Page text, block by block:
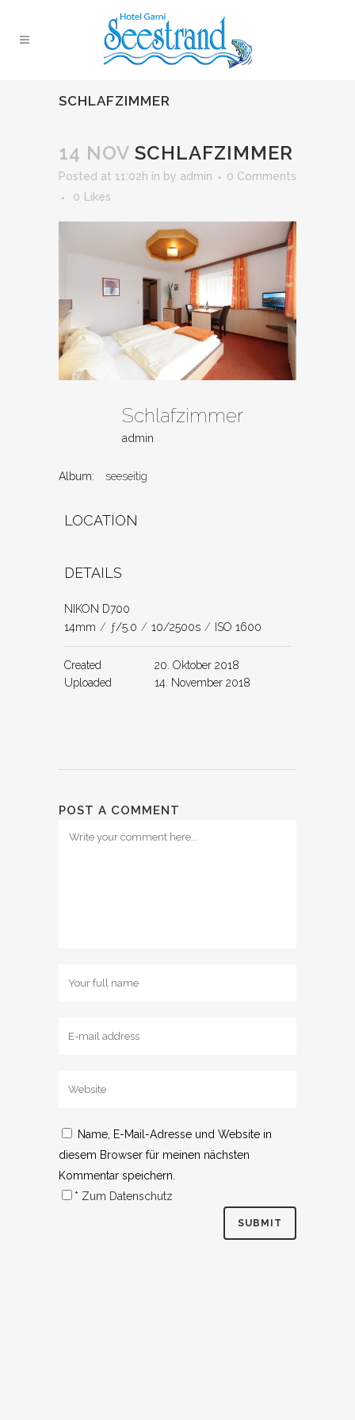
SCHLAFZIMMER
14 NOV SCHLAFZIMMER
Posted at 11:02h in by admin
0 Comments
0
Likes
Schlafzimmer
admin
Album: seeseitig
LOCATION
DETAILS
NIKON D700
14mm / ƒ/5.0 / 10/2500s / ISO 1600
Created
20. Oktober 2018
Uploaded
14. November 2018
POST A COMMENT
Name, E-Mail-Adresse und Website in
diesem Browser für meinen nächsten
Kommentar speichern.
* Zum Datenschutz